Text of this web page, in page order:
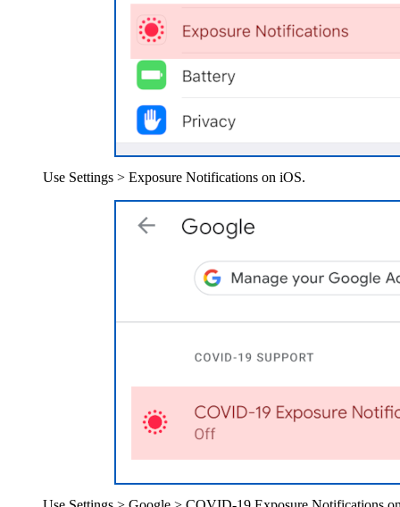
Use Settings > Exposure Notifications on iOS.